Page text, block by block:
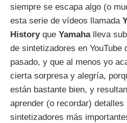
siempre se escapa algo (o
esta serie de vídeos llamada
Historyque Yamahalleva
de sintetizadores en YouTube
pasado, y que al menos yo
cierta sorpresa y alegría,
están bastante bien, y
aprender (o recordar)
sintetizadores más